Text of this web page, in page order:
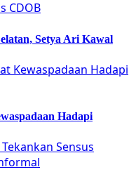
Setya Ari Kawal
Hadapi